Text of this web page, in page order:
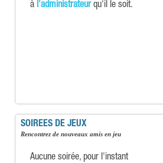
à l'administrateurqu'il le soit.
SOIREES DE JEUX
Rencontrez de nouveaux amis en jeu
Aucune soirée, pour l'instant